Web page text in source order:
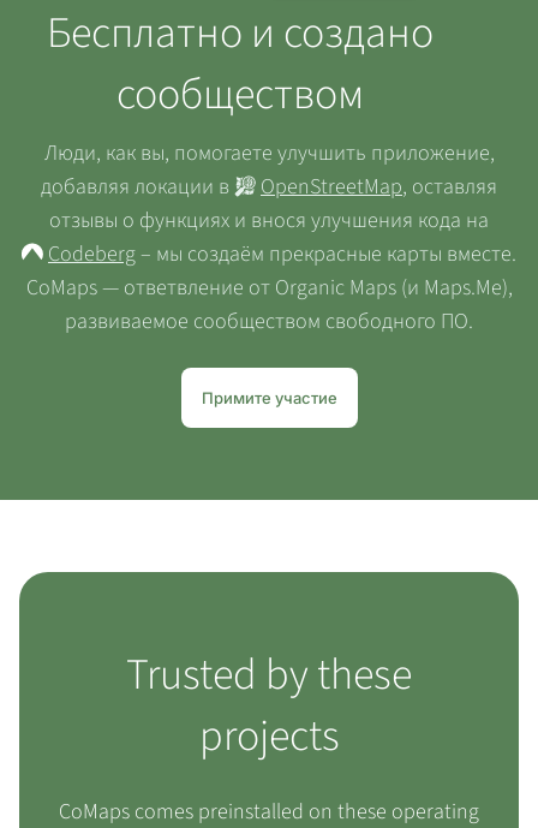
Бесплатно и создано
сообществом
Люди, как вы, помогаете улучшить приложение,
добавляя локации в
OpenStreetMap, оставляя
отзывы о функциях и внося улучшения кода на
Codeberg– мы создаём прекрасные карты вместе.
CoMaps — ответвление от Organic Maps (и Maps.Me),
развиваемое сообществом свободного ПО.
Примите участие
Trusted by these
projects
CoMaps comes preinstalled on these operating